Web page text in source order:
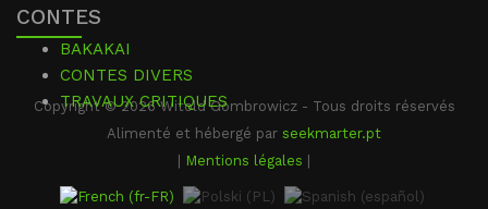
CONTES
BAKAKAI
CONTES DIVERS
TRAVAUX CRITIQUES
Copyright © 2026 Witold Gombrowicz - Tous droits réservés
Alimenté et hébergé par seekmarter.pt
Mentions légales